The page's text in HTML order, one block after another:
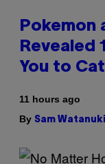
Pokemon
Revealed
You to
11 hours ago
By Sam Watanuki